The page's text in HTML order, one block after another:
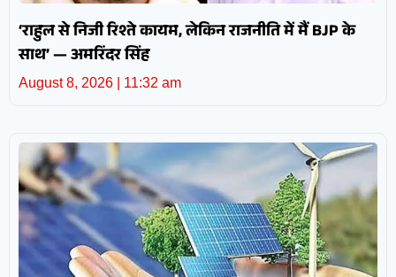
‘राहुल से निजी रिश्ते कायम, लेकिन राजनीति में मैं BJP के
साथ’ — अमरिंदर सिंह
August 8, 2026 11:32 am